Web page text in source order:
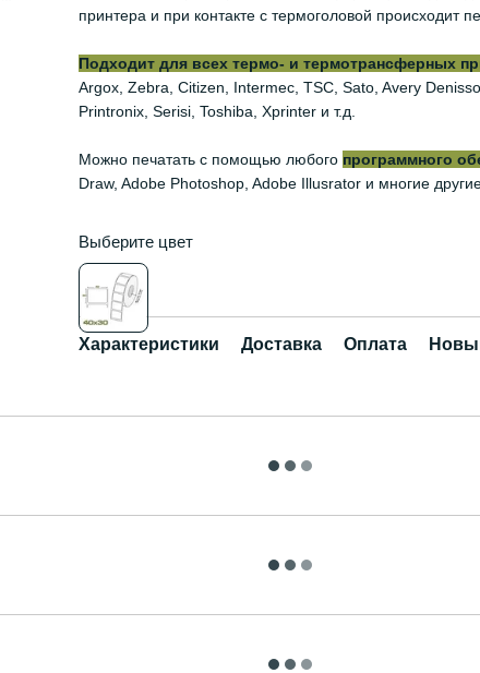
принтера и при контакте с термоголовой происходит
Подходит для всех термо- и термотрансферных
Argox, Zebra, Citizen, Intermec, TSC, Sato, Avery
Printronix, Serisi, Toshiba, Xprinter и т.д.
Можно печатать с помощью любого программного
Draw, Adobe Photoshop, Adobe Illusrator и многие
Выберите цвет
Характеристики Доставка Оплата